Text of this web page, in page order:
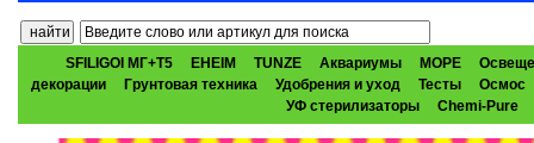
SFILIGOI МГ+Т5 EHEIM TUNZE Аквариумы МОРЕ
декорации
Грунтовая техника Удобрения и уход Тесты
Осмос
УФ стерилизаторы
Chemi-Pure